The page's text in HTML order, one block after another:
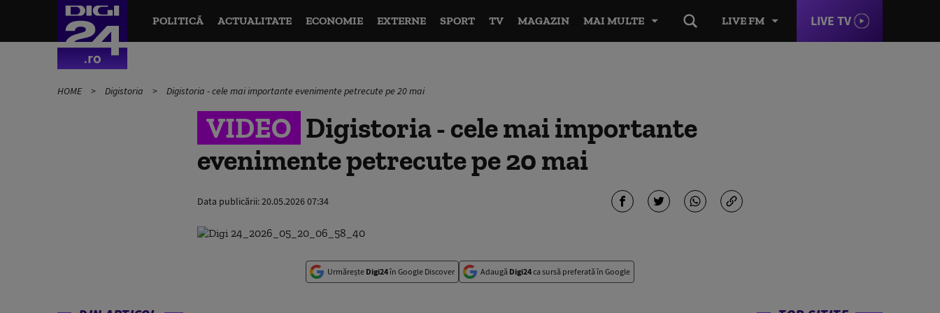
LIVE FM LIVE TV
POLITICĂ ACTUALITATE ECONOMIE EXTERNE SPORT TV MAGAZIN MAI MULTE
HOME Digistoria Digistoria - cele mai importante evenimente petrecute pe 20 mai
VIDEO Digistoria - cele mai importante
evenimente petrecute pe 20 mai
Data publicării:20.05.2026 07:34
Urmărește Digi24în Google Discover Adaugă Digi24ca sursă preferată în Google